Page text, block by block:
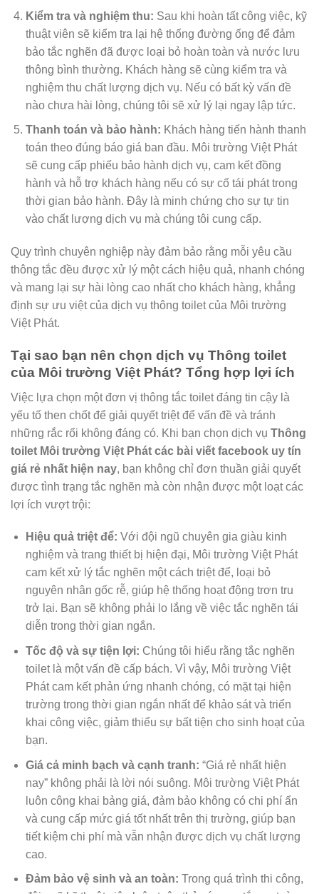
Kiểm tra và nghiệm thu: Sau khi hoàn tất công việc, kỹ
thuật viên sẽ kiểm tra lại hệ thống đường ống để đảm
bảo tắc nghẽn đã được loại bỏ hoàn toàn và nước lưu
thông bình thường. Khách hàng sẽ cùng kiểm tra và
nghiệm thu chất lượng dịch vụ. Nếu có bất kỳ vấn đề
nào chưa hài lòng, chúng tôi sẽ xử lý lại ngay lập tức.
Thanh toán và bảo hành: Khách hàng tiến hành thanh
toán theo đúng báo giá ban đầu. Môi trường Việt Phát
sẽ cung cấp phiếu bảo hành dịch vụ, cam kết đồng
hành và hỗ trợ khách hàng nếu có sự cố tái phát trong
thời gian bảo hành. Đây là minh chứng cho sự tự tin
vào chất lượng dịch vụ mà chúng tôi cung cấp.
Quy trình chuyên nghiệp này đảm bảo rằng mỗi yêu cầu
thông tắc đều được xử lý một cách hiệu quả, nhanh chóng
và mang lại sự hài lòng cao nhất cho khách hàng, khẳng
định sự ưu việt của dịch vụ thông toilet của Môi trường
Việt Phát.
Tại sao bạn nên chọn dịch vụ Thông toilet
của Môi trường Việt Phát? Tổng hợp lợi ích
Việc lựa chọn một đơn vị thông tắc toilet đáng tin cậy là
yếu tố then chốt để giải quyết triệt để vấn đề và tránh
những rắc rối không đáng có. Khi bạn chọn dịch vụ Thông
toilet Môi trường Việt Phát các bài viết facebook uy tín
giá rẻ nhất hiện nay, bạn không chỉ đơn thuần giải quyết
được tình trạng tắc nghẽn mà còn nhận được một loạt các
lợi ích vượt trội:
Hiệu quả triệt để: Với đội ngũ chuyên gia giàu kinh
nghiệm và trang thiết bị hiện đại, Môi trường Việt Phát
cam kết xử lý tắc nghẽn một cách triệt để, loại bỏ
nguyên nhân gốc rễ, giúp hệ thống hoạt động trơn tru
trở lại. Bạn sẽ không phải lo lắng về việc tắc nghẽn tái
diễn trong thời gian ngắn.
Tốc độ và sự tiện lợi: Chúng tôi hiểu rằng tắc nghẽn
toilet là một vấn đề cấp bách. Vì vậy, Môi trường Việt
Phát cam kết phản ứng nhanh chóng, có mặt tại hiện
trường trong thời gian ngắn nhất để khảo sát và triển
khai công việc, giảm thiểu sự bất tiện cho sinh hoạt của
bạn.
Giá cả minh bạch và cạnh tranh: “Giá rẻ nhất hiện
nay” không phải là lời nói suông. Môi trường Việt Phát
luôn công khai bảng giá, đảm bảo không có chi phí ẩn
và cung cấp mức giá tốt nhất trên thị trường, giúp bạn
tiết kiệm chi phí mà vẫn nhận được dịch vụ chất lượng
cao.
Đảm bảo vệ sinh và an toàn: Trong quá trình thi công,